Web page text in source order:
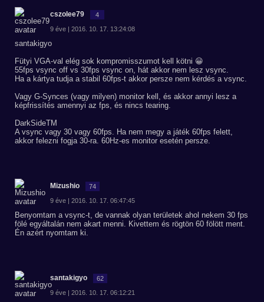
cszolee79 4
9 éve | 2016. 10. 17. 13:24:08
santakigyo
Fütyi VGA-val elég sok kompromisszumot kell kötni 😀
55fps vsync off vs 30fps vsync on, hát akkor nem lesz vsync.
Ha a kártya tudja a stabil 60fps-t akkor persze nem kérdés a vsync.
Vagy G-Synces (vagy milyen) monitor kell, és akkor annyi lesz a
képfrissítés amennyi az fps, és nincs tearing.
DarkSideTM
A vsync vagy 30 vagy 60fps. Ha nem megy a játék 60fps felett,
akkor felezni fogja 30-ra. 60Hz-es monitor esetén persze.
Mizushio 74
9 éve | 2016. 10. 17. 06:47:45
Benyomtam a vsync-t, de vannak olyan területek ahol nekem 30 fps
fölé egyáltalán nem akart menni. Kivettem és rögtön 60 fölött ment.
Én azért nyomtam ki.
santakigyo 62
9 éve | 2016. 10. 17. 06:12:21